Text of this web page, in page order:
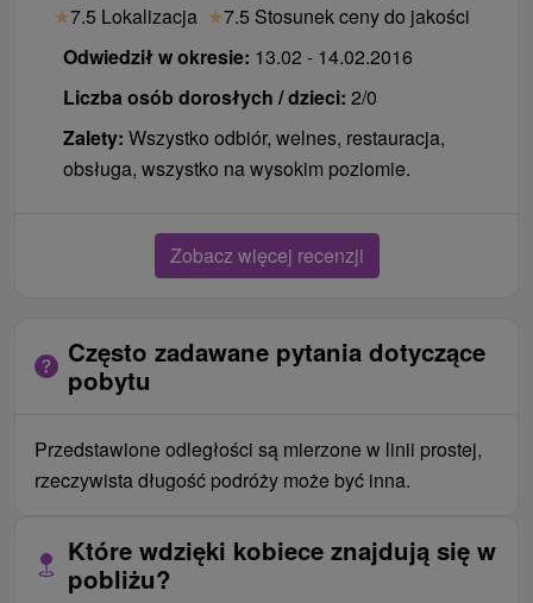
★7.5 Lokalizacja ★7.5 Stosunek ceny do jakości
Odwiedził w okresie: 13.02 - 14.02.2016
Liczba osób dorosłych / dzieci: 2/0
Zalety: Wszystko odbiór, welnes, restauracja,
obsługa, wszystko na wysokim poziomie.
Zobacz więcej recenzji
Często zadawane pytania dotyczące
pobytu
Przedstawione odległości są mierzone w linii prostej,
rzeczywista długość podróży może być inna.
Które wdzięki kobiece znajdują się w
pobliżu?